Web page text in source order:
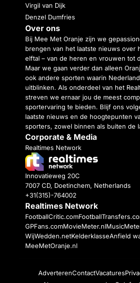
Virgil van Dijk
Denzel Dumfries
Over ons
Bij Mee Met Oranje zijn we
brengen van het laatste nieuws over
elftal – van de heren en vrouwen tot
Maar we gaan verder dan alleen
ook andere sporten waarin
uitblinken. Als onderdeel van het
streven we ernaar jou de meest
sportervaring te bieden. Blijf ons
laatste nieuws en de hoogtepunten
sporters, zowel binnen als buiten de
Corporate & Media
Realtimes Network
Innovatieweg 20C
7007 CD, Doetinchem, Netherlands
+31(315)-764002
Realtimes Network
FootballCritic.com
GPFans.comMovieMeter.nl
WijWedden.netKelderklasseAnfield
MeeMetOranje.nl
AdverterenContactVacatures